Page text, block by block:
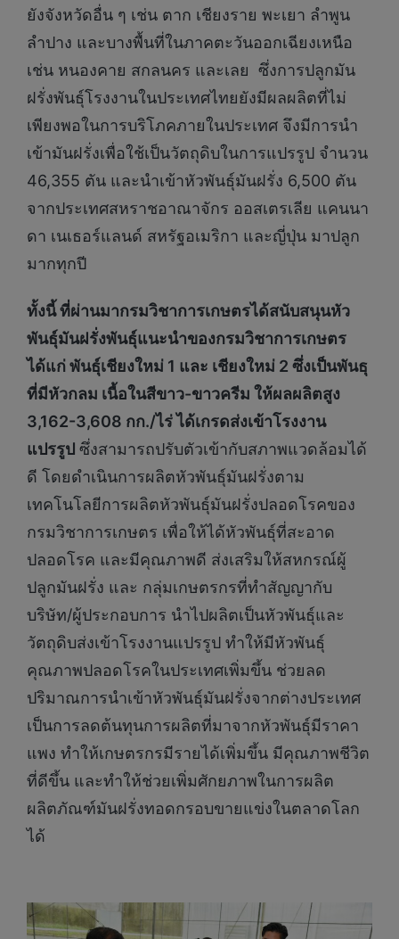
ยังจังหวัดอื่น ๆ เช่น ตาก เชียงราย พะเยา ลำพูน
ลำปาง และบางพื้นที่ในภาคตะวันออกเฉียงเหนือ
เช่น หนองคาย สกลนคร และเลย ซึ่งการปลูกมัน
ฝรั่งพันธุ์โรงงานในประเทศไทยยังมีผลผลิตที่ไม่
เพียงพอในการบริโภคภายในประเทศ จึงมีการนำ
เข้ามันฝรั่งเพื่อใช้เป็นวัตถุดิบในการแปรรูป จำนวน
46,355 ตัน และนำเข้าหัวพันธุ์มันฝรั่ง 6,500 ตัน
จากประเทศสหราชอาณาจักร ออสเตรเลีย แคนนา
ดา เนเธอร์แลนด์ สหรัฐอเมริกา และญี่ปุ่น มาปลูก
มากทุกปี
ทั้งนี้ ที่ผ่านมากรมวิชาการเกษตรได้สนับสนุนหัว
พันธุ์มันฝรั่งพันธุ์แนะนำของกรมวิชาการเกษตร
ได้แก่ พันธุ์เชียงใหม่ 1 และ เชียงใหม่ 2 ซึ่งเป็นพันธุ
ที่มีหัวกลม เนื้อในสีขาว-ขาวครีม ให้ผลผลิตสูง
3,162-3,608 กก./ไร่ ได้เกรดส่งเข้าโรงงาน
แปรรูป ซึ่งสามารถปรับตัวเข้ากับสภาพแวดล้อมได้
ดี โดยดำเนินการผลิตหัวพันธุ์มันฝรั่งตาม
เทคโนโลยีการผลิตหัวพันธุ์มันฝรั่งปลอดโรคของ
กรมวิชาการเกษตร เพื่อให้ได้หัวพันธุ์ที่สะอาด
ปลอดโรค และมีคุณภาพดี ส่งเสริมให้สหกรณ์ผู้
ปลูกมันฝรั่ง และ กลุ่มเกษตรกรที่ทำสัญญากับ
บริษัท/ผู้ประกอบการ นำไปผลิตเป็นหัวพันธุ์และ
วัตถุดิบส่งเข้าโรงงานแปรรูป ทำให้มีหัวพันธุ์
คุณภาพปลอดโรคในประเทศเพิ่มขึ้น ช่วยลด
ปริมาณการนำเข้าหัวพันธุ์มันฝรั่งจากต่างประเทศ
เป็นการลดต้นทุนการผลิตที่มาจากหัวพันธุ์มีราคา
แพง ทำให้เกษตรกรมีรายได้เพิ่มขึ้น มีคุณภาพชีวิต
ที่ดีขึ้น และทำให้ช่วยเพิ่มศักยภาพในการผลิต
ผลิตภัณฑ์มันฝรั่งทอดกรอบขายแข่งในตลาดโลก
ได้